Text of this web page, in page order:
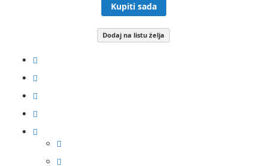
Kupiti sada
Dodaj na listu želja